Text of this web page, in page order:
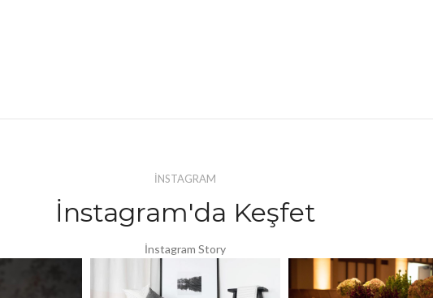
İNSTAGRAM
İnstagram'da Keşfet
İnstagram Story